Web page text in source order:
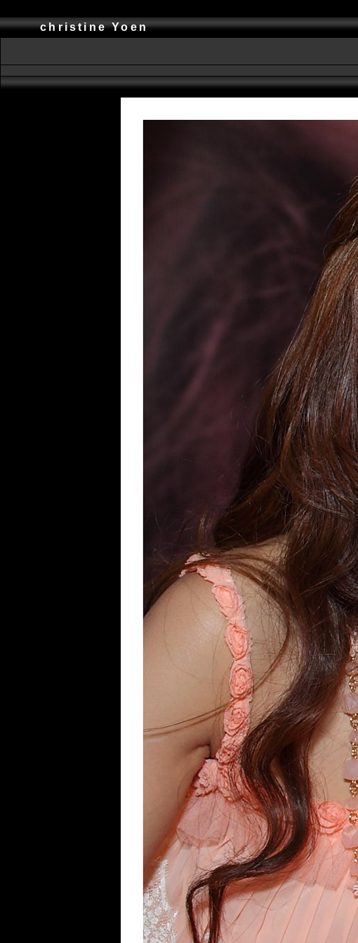
christine Yoen